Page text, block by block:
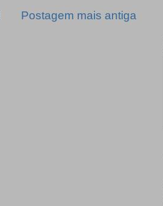
Postagem mais antiga